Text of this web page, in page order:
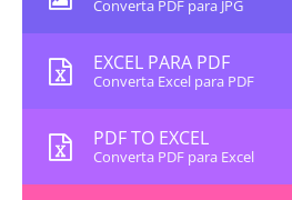
Converta PDF para JPG
EXCEL PARA PDF
Converta Excel para PDF
PDF TO EXCEL
Converta PDF para Excel